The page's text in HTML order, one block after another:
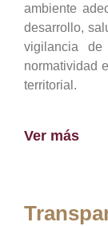
ambiente
desarrollo,
vigilancia
normatividad
territorial.
Ver más